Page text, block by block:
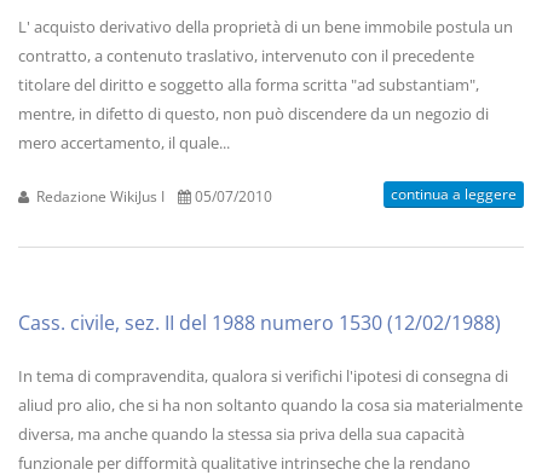
L' acquisto derivativo della proprietà di un bene immobile postula un
contratto, a contenuto traslativo, intervenuto con il precedente
titolare del diritto e soggetto alla forma scritta "ad substantiam",
mentre, in difetto di questo, non può discendere da un negozio di
mero accertamento, il quale...
Redazione WikiJus I 05/07/2010 continua a leggere
Cass. civile, sez. II del 1988 numero 1530 (12/02/1988)
In tema di compravendita, qualora si verifichi l'ipotesi di consegna di
aliud pro alio, che si ha non soltanto quando la cosa sia materialmente
diversa, ma anche quando la stessa sia priva della sua capacità
funzionale per difformità qualitative intrinseche che la rendano